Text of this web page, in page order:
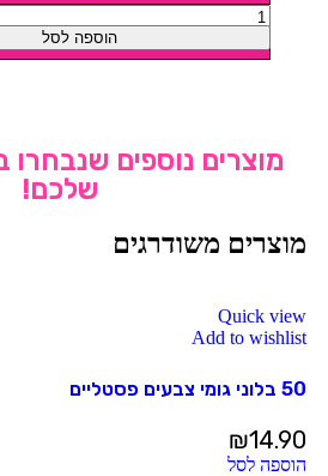
הוספה לסל
מוצרים נוספים שנבחרו
שלכם!
מוצרים משודרגים
Quick view
Add to wishlist
50 בלוני גומי צבעים פסטליים
₪14.90
הוספה לסל